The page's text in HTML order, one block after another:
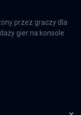
przez graczy dla
gier na konsole